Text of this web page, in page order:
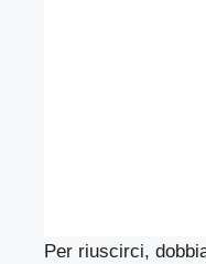
Per riuscirci,